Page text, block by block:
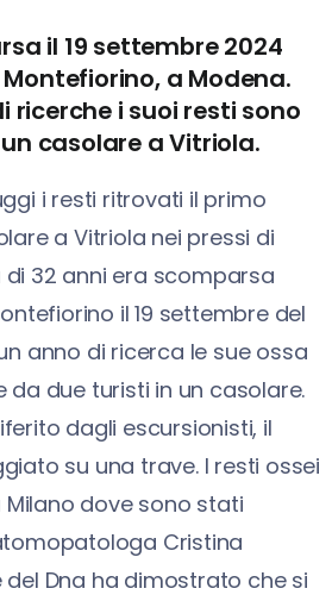
il 19 settembre 2024
a Modena.
ricerche i suoi resti sono
casolare a Vitriola.
i resti ritrovati il primo
a Vitriola nei pressi di
di 32 anni era scomparsa
il 19 settembre del
anno di ricerca le sue ossa
due turisti in un casolare.
dagli escursionisti, il
su una trave. I resti ossei
dove sono stati
Cristina
del Dna ha dimostrato che si